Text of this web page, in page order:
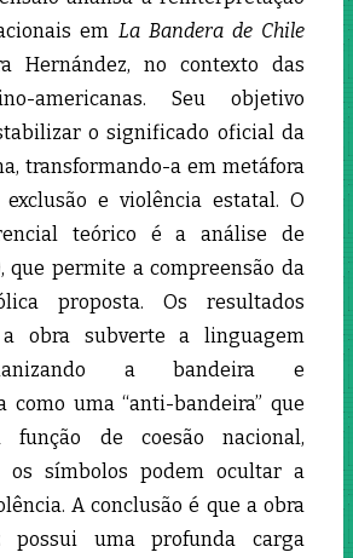
em La Bandera de Chile
Hernández, no contexto das
americanas. Seu objetivo
o significado oficial da
transformando-a em metáfora
e violência estatal. O
teórico é a análise de
que permite a compreensão da
proposta. Os resultados
obra subverte a linguagem
a bandeira e
como uma “anti-bandeira” que
função de coesão nacional,
os símbolos podem ocultar a
A conclusão é que a obra
possui uma profunda carga